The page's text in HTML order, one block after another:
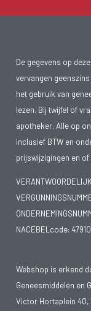
De gegevens op
vervangen
het gebruik van
lezen. Bij twijfel of
apotheker. Alle op
inclusief BTW en
prijswijzigingen en of
NACEBELcode: 47910
Webshop is erkend
Geneesmiddelen en
Victor Hortaplein 40,